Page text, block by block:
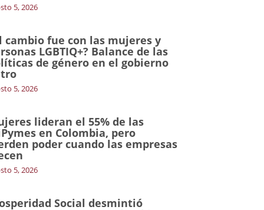
5, 2026
cambio fue con las mujeres y
LGBTIQ+? Balance de las
de género en el gobierno
5, 2026
lideran el 55% de las
en Colombia, pero
poder cuando las empresas
5, 2026
Social desmintió